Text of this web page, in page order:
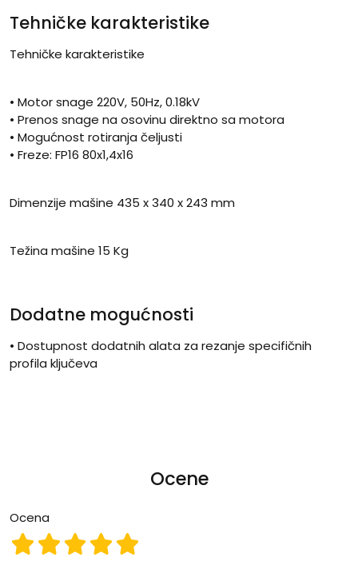
Tehničke karakteristike
Tehničke karakteristike
• Motor snage 220V, 50Hz, 0.18kV
• Prenos snage na osovinu direktno sa motora
• Mogućnost rotiranja čeljusti
• Freze: FP16 80x1,4x16
Dimenzije mašine 435 x 340 x 243 mm
Težina mašine 15 Kg
Dodatne mogućnosti
• Dostupnost dodatnih alata za rezanje specifičnih
profila ključeva
Ocene
Ocena
Ocena 5
Ocena 4
Ocena 3
Ocena 2
Ocena 1